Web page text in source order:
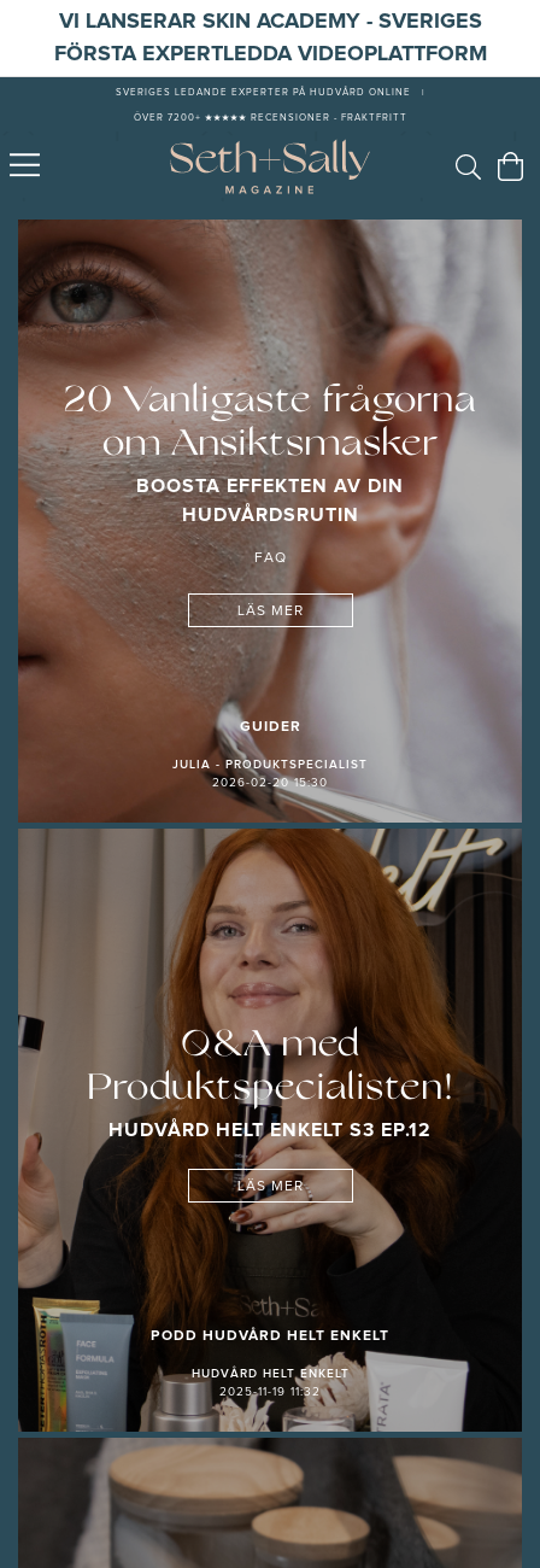
VI LANSERAR SKIN ACADEMY - SVERIGES
FÖRSTA EXPERTLEDDA VIDEOPLATTFORM
SVERIGES LEDANDE EXPERTER PÅ HUDVÅRD ONLINE
ÖVER 7200+ ★★★★★ RECENSIONER - FRAKTFRITT
20 Vanligaste frågorna
om Ansiktsmasker
BOOSTA EFFEKTEN AV DIN
HUDVÅRDSRUTIN
FAQ
LÄS MER
GUIDER
JULIA - PRODUKTSPECIALIST
2026-02-20 15:30
Q&A med
Produktspecialisten!
HUDVÅRD HELT ENKELT S3 EP.12
LÄS MER
PODD HUDVÅRD HELT ENKELT
HUDVÅRD HELT ENKELT
2025-11-19 11:32